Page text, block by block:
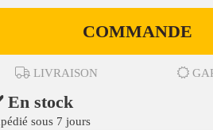
COMMANDE
LIVRAISON
stock
sous 7 jours